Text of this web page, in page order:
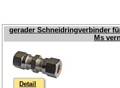
gerader Schneidringverbinder
Ms
Detail